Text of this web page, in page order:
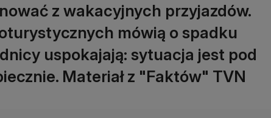
z wakacyjnych przyjazdów.
mówią o spadku
uspokajają: sytuacja jest pod
Materiał z "Faktów" TVN